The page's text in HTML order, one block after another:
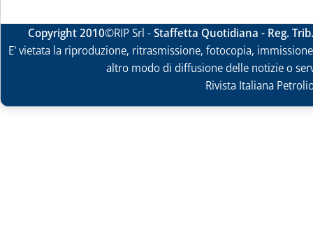
Copyright 2010©RIP Srl -Staffetta Quotidiana - Reg.
E' vietata la riproduzione, ritrasmissione, fotocopia,
altro modo di diffusione delle notizie o
Rivista Italiana